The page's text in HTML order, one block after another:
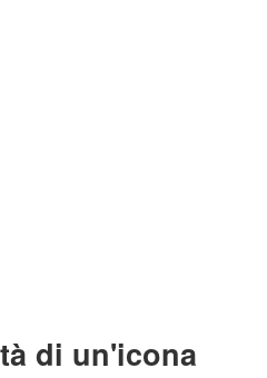
di un'icona